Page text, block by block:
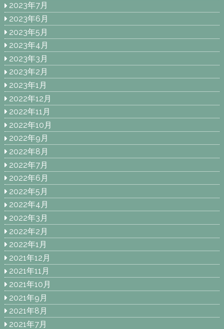
2023年7月
2023年6月
2023年5月
2023年4月
2023年3月
2023年2月
2023年1月
2022年12月
2022年11月
2022年10月
2022年9月
2022年8月
2022年7月
2022年6月
2022年5月
2022年4月
2022年3月
2022年2月
2022年1月
2021年12月
2021年11月
2021年10月
2021年9月
2021年8月
2021年7月